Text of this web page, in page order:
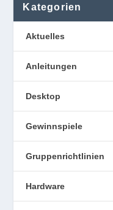
Kategorien
Aktuelles
Anleitungen
Desktop
Gewinnspiele
Gruppenrichtlinien
Hardware